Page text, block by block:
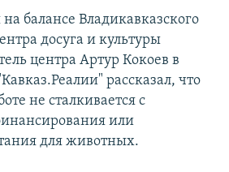
балансе Владикавказского
досуга и культуры
центра Артур Кокоев в
рассказал, что
не сталкивается с
или
для животных.